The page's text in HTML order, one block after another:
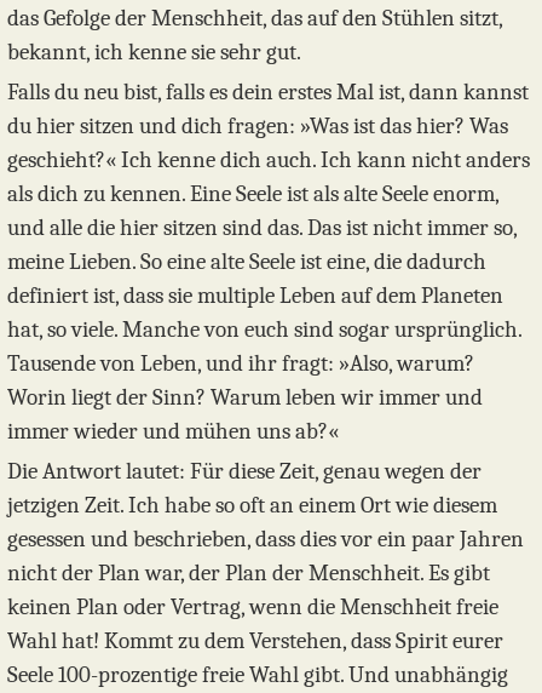
das Gefolge der Menschheit, das auf den Stühlen sitzt,
bekannt, ich kenne sie sehr gut.
Falls du neu bist, falls es dein erstes Mal ist, dann kannst
du hier sitzen und dich fragen: »Was ist das hier? Was
geschieht?« Ich kenne dich auch. Ich kann nicht anders
als dich zu kennen. Eine Seele ist als alte Seele enorm,
und alle die hier sitzen sind das. Das ist nicht immer so,
meine Lieben. So eine alte Seele ist eine, die dadurch
definiert ist, dass sie multiple Leben auf dem Planeten
hat, so viele. Manche von euch sind sogar ursprünglich.
Tausende von Leben, und ihr fragt: »Also, warum?
Worin liegt der Sinn? Warum leben wir immer und
immer wieder und mühen uns ab?«
Die Antwort lautet: Für diese Zeit, genau wegen der
jetzigen Zeit. Ich habe so oft an einem Ort wie diesem
gesessen und beschrieben, dass dies vor ein paar Jahren
nicht der Plan war, der Plan der Menschheit. Es gibt
keinen Plan oder Vertrag, wenn die Menschheit freie
Wahl hat! Kommt zu dem Verstehen, dass Spirit eurer
Seele 100-prozentige freie Wahl gibt. Und unabhängig